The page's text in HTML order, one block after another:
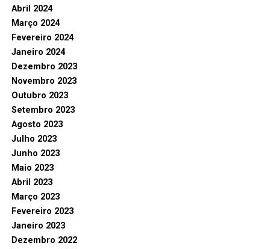
Abril 2024
Março 2024
Fevereiro 2024
Janeiro 2024
Dezembro 2023
Novembro 2023
Outubro 2023
Setembro 2023
Agosto 2023
Julho 2023
Junho 2023
Maio 2023
Abril 2023
Março 2023
Fevereiro 2023
Janeiro 2023
Dezembro 2022